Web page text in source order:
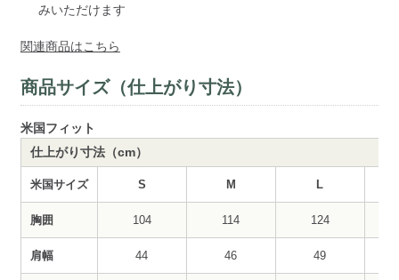
みいただけます
関連商品はこちら
商品サイズ（仕上がり寸法）
米国フィット
仕上がり寸法（cm）
米国サイズ S M L
胸囲 104 114 124
肩幅 44 46 49